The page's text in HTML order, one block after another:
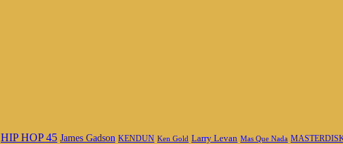
HIP HOP 45 James Gadson KENDUN Ken Gold Larry Levan Mas Que Nada